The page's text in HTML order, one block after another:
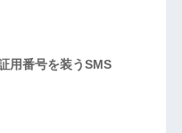
番号を装うSMS